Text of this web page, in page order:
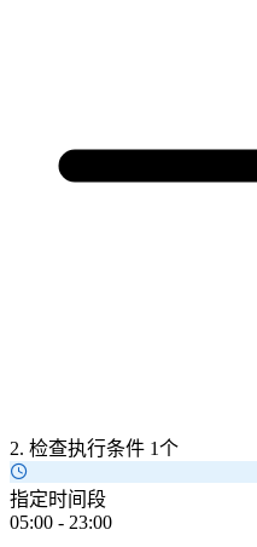
2. 检查执行条件 1个
指定时间段
05:00 - 23:00